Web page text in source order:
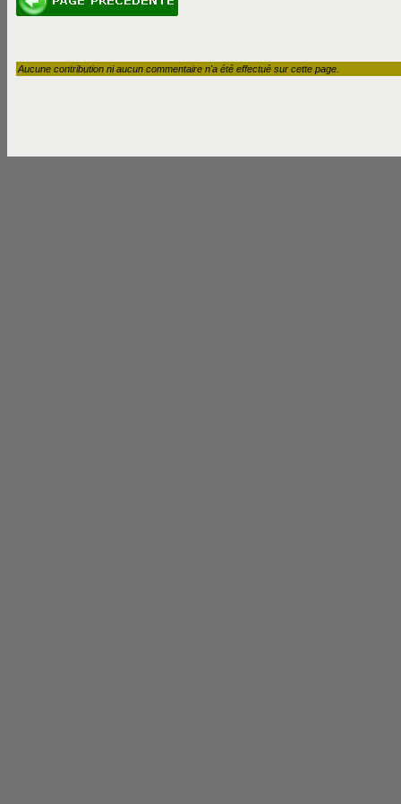
Aucune contribution ni aucun commentaire n'a été effectué sur cette page.